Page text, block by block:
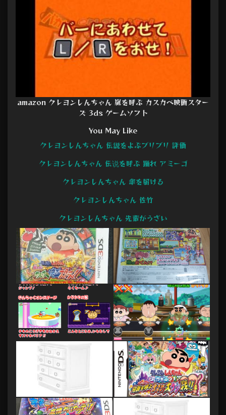
amazon クレヨンしんちゃん 嵐を呼ぶ カスカベ映画スター
ズ 3ds ゲームソフト
You May Like
クレヨンしんちゃん 伝説をよぶブリブリ 評価
クレヨンしんちゃん 伝说を呼ぶ 踊れ アミーゴ
クレヨンしんちゃん 傘を届ける
クレヨンしんちゃん 佐竹
クレヨンしんちゃん 先輩がうざい